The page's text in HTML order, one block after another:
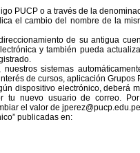
PUCP o a través de la
el cambio del nombre de la
de su antigua
y también pueda
sistemas
de cursos, aplicación Grupos
dispositivo electrónico, deberá
tu nuevo usuario de correo.
el valor de
publicadas en: